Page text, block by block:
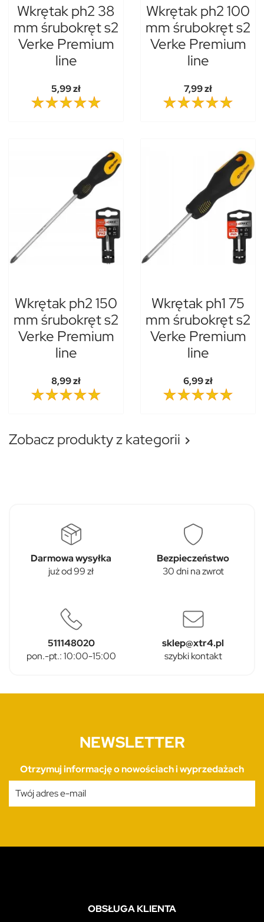
Wkrętak ph2 38
mm śrubokręt s2
Verke Premium
line
5,99 zł
Wkrętak ph2 100
mm śrubokręt s2
Verke Premium
line
7,99 zł
Wkrętak ph2 150
mm śrubokręt s2
Verke Premium
line
8,99 zł
Wkrętak ph1 75
mm śrubokręt s2
Verke Premium
line
6,99 zł
Zobacz produkty z kategorii 
Darmowa wysyłka
już od 99 zł
Bezpieczeństwo
30 dni na zwrot
511148020
pon.-pt.: 10:00-15:00
sklep@xtr4.pl
szybki kontakt
NEWSLETTER
Otrzymuj informację o nowościach i wyprzedażach
OBSŁUGA KLIENTA